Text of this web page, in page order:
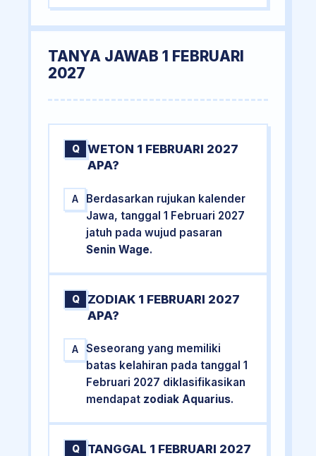
TANYA JAWAB 1 FEBRUARI
2027
Q
WETON 1 FEBRUARI 2027
APA?
A
Berdasarkan rujukan kalender
Jawa, tanggal 1 Februari 2027
jatuh pada wujud pasaran
Senin Wage.
Q
ZODIAK 1 FEBRUARI 2027
APA?
A
Seseorang yang memiliki
batas kelahiran pada tanggal 1
Februari 2027 diklasifikasikan
mendapat zodiak Aquarius.
Q
TANGGAL 1 FEBRUARI 2027